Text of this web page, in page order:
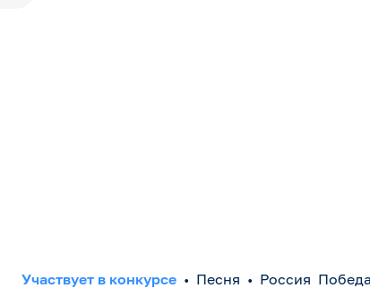
Участвует в конкурсе • Песня • Россия